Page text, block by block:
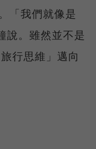
「我們就像是
。雖然並不是
行思維」邁向